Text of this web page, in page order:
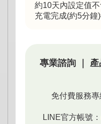
約10天內設定值
充電完成(約5分鐘
專業諮詢 ｜
免付費服務專
LINE官方帳號：